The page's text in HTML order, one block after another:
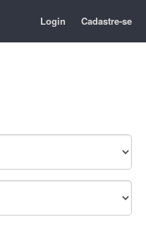
Login Cadastre-se